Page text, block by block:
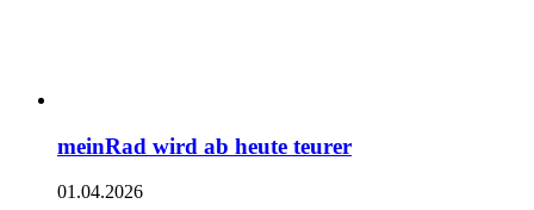
meinRad wird ab heute teurer
01.04.2026